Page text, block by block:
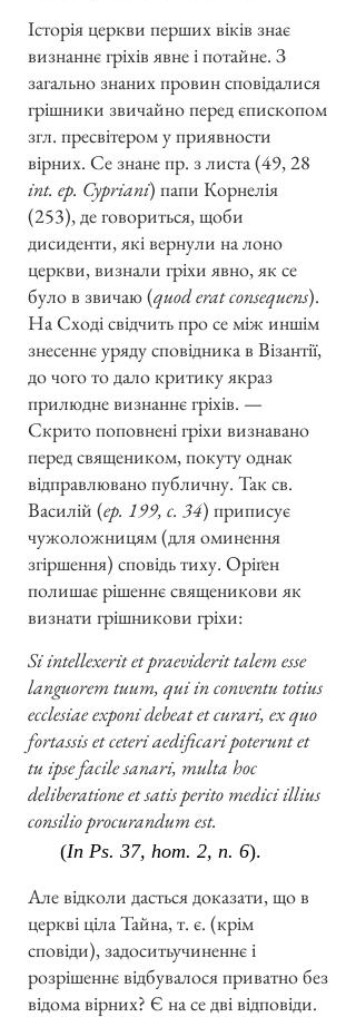
Історія церкви перших віків знає
визнаннє гріхів явне і потайне. З
загально знаних провин сповідалися
грішники звичайно перед єпископом
згл. пресвітером у приявности
вірних. Се знане пр. з листа (49, 28
int. ep. Cypriani) папи Корнелія
(253), де говориться, щоби
дисиденти, які вернули на лоно
церкви, визнали гріхи явно, як се
було в звичаю (quod erat consequens).
На Сході свідчить про се між иншім
знесеннє уряду сповідника в Візантії,
до чого то дало критику якраз
прилюдне визнаннє гріхів. —
Скрито поповнені гріхи визнавано
перед священиком, покуту однак
відправлювано публичну. Так св.
Василій (ep. 199, c. 34) приписує
чужоложницям (для оминення
згіршення) сповідь тиху. Оріґен
полишає рішеннє священикови як
визнати грішникови гріхи:
Si intellexerit et praeviderit talem esse
languorem tuum, qui in conventu totius
ecclesiae exponi debeat et curari, ex quo
fortassis et ceteri aedificari poterunt et
tu ipse facile sanari, multa hoc
deliberatione et satis perito medici illius
consilio procurandum est.
(In Ps. 37, hom. 2, n. 6).
Але відколи дасться доказати, що в
церкві ціла Тайна, т. є. (крім
сповіди), задоситьучиненнє і
розрішеннє відбувалося приватно без
відома вірних? Є на се дві відповіди.